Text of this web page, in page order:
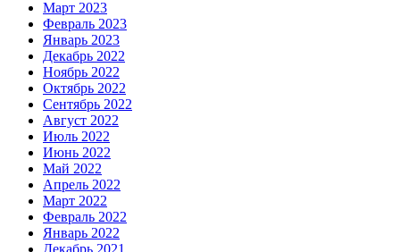
Март 2023
Февраль 2023
Январь 2023
Декабрь 2022
Ноябрь 2022
Октябрь 2022
Сентябрь 2022
Август 2022
Июль 2022
Июнь 2022
Май 2022
Апрель 2022
Март 2022
Февраль 2022
Январь 2022
Декабрь 2021